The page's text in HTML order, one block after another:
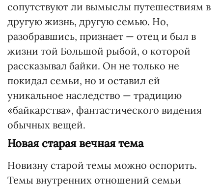
сопутствуют ли вымыслы путешествиям в
другую жизнь, другую семью. Но,
разобравшись, признает — отец и был в
жизни той Большой рыбой, о которой
рассказывал байки. Он не только не
покидал семьи, но и оставил ей
уникальное наследство — традицию
«байкарства», фантастического видения
обычных вещей.
Новая старая вечная тема
Новизну старой темы можно оспорить.
Темы внутренних отношений семьи